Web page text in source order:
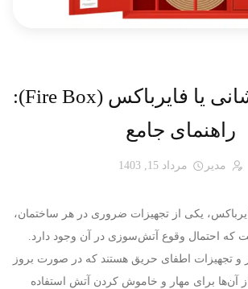
جعبه آتش نشانی یا فایرباکس (Fire Box):
راهنمای جامع
مدیر مرداد 15, 1403
یکی از تجهیزات ضروری در هر ساختمان،
که احتمال وقوع آتش‌سوزی در آن وجود دارد.
و تجهیزات اطفای حریق هستند که در صورت بروز
آن‌ها برای مهار و خاموش کردن آتش استفاده